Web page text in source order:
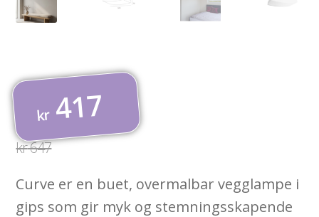
kr647
Opprinnelig
pris
kr 647.
kr417
kr 417.
Curve er en buet, overmalbar vegglampe i
gips som gir myk og stemningsskapende